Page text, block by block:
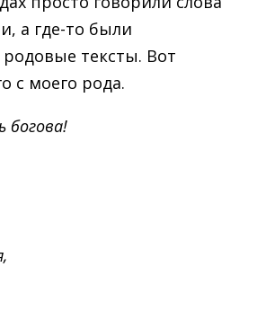
а где-то были
тексты. Вот
с моего рода.
богова!